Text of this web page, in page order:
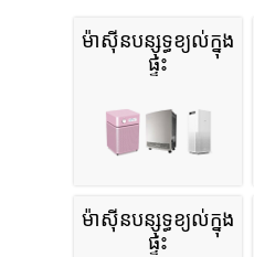
ម៉ាស៊ីនបន្សុទ្ធខ្យល់ក្នុង
ផ្ទះ
ម៉ាស៊ីនបន្សុទ្ធខ្យល់ក្នុង
ផ្ទះ